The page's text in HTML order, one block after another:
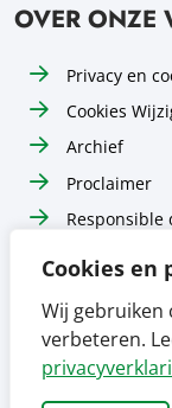
Cookies en
Wij gebruiken
verbeteren.
OVER ONZE
Privacy en
Cookies
Archief
Proclaimer
Responsible
Volg ons op
Instagram Volg ons op
LinkedIn